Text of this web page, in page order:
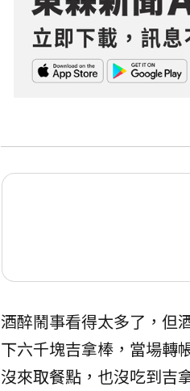
酒醉鬧事看得太多了，但
下六千塊吉拿棒，當場轉
沒來取餐點，也沒吃到吉